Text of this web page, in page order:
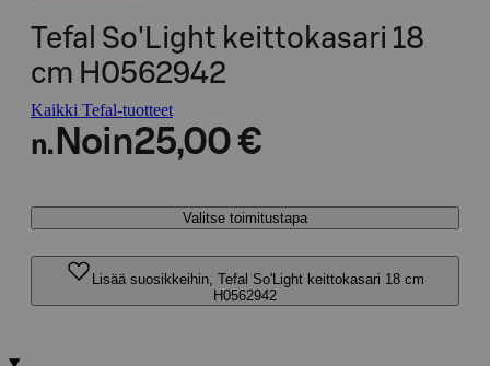
Tefal So'Light keittokasari 18
cm H0562942
Kaikki Tefal-tuotteet
n. Noin25,00 €
Valitse toimitustapa
Lisää suosikkeihin, Tefal So'Light keittokasari 18 cm
H0562942